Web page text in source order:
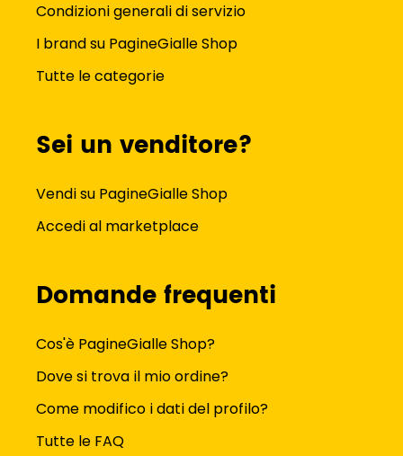
Condizioni generali di servizio
I brand su PagineGialle Shop
Tutte le categorie
Sei un venditore?
Vendi su PagineGialle Shop
Accedi al marketplace
Domande frequenti
Cos'è PagineGialle Shop?
Dove si trova il mio ordine?
Come modifico i dati del profilo?
Tutte le FAQ